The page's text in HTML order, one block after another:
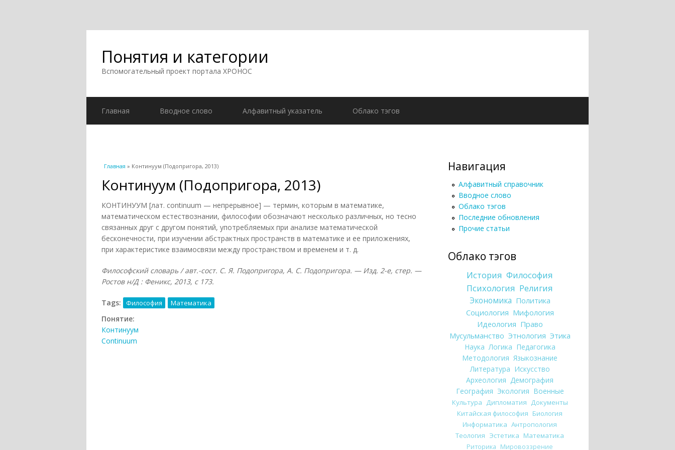
Понятия и категории
Вспомогательный проект портала ХРОНОС
Главная Вводное слово Алфавитный указатель Облако тэгов
Вы здесь
Главная » Континуум (Подопригора, 2013)
Континуум (Подопригора, 2013)
КОНТИНУУМ [лат. continuum — непрерывное] — термин, которым в математике,
математическом естествознании, философии обозначают несколько различных, но тесно
связанных друг с другом понятий, употребляемых при анализе математической
бесконечности, при изучении абстрактных пространств в математике и ее приложениях,
при характеристике взаимосвязи между пространством и временем и т. д.
Философский словарь / авт.-сост. С. Я. Подопригора, А. С. Подопригора. — Изд. 2-е, стер. —
Ростов н/Д : Феникс, 2013, с 173.
Tags: Философия Математика
Понятие:
Континуум
Continuum
Навигация
Алфавитный справочник
Вводное слово
Облако тэгов
Последние обновления
Прочие статьи
Облако тэгов
История Философия
Психология Религия
Экономика Политика
Социология Мифология
Идеология Право
Мусульманство Этнология Этика
Наука Логика Педагогика
Методология Языкознание
Литература Искусство
Археология Демография
География Экология Военные
Культура Дипломатия Документы
Китайская философия Биология
Информатика Антропология
Теология Эстетика Математика
Риторика Мировоззрение